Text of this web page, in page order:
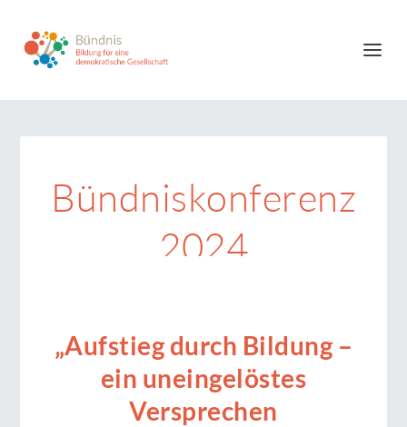
Bündniskonferenz
2024
„Aufstieg durch Bildung –
ein uneingelöstes
Versprechen